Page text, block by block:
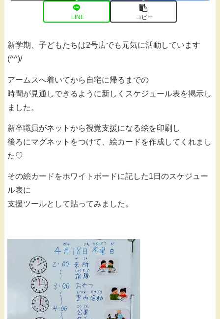
LINE コピー
新学期、子どもたちは2号店でも元気に活動しています
(^^)/
アームスへ着いてから自宅に帰るまでの
時間が見通しできるように新しくスケジュール表を掲示し
ました。
新卒職員がネットから視覚支援になる絵を印刷し
後ろにマグネットをつけて、絵カードを作成してくれまし
た♡
その絵カードをホワイトボードに記した1日のスケジュー
ル表に
支援ツールとして貼ってみました。